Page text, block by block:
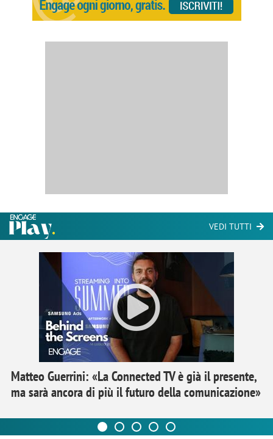
VEDI TUTTI
Matteo Guerrini: «La Connected TV è già il presente,
ma sarà ancora di più il futuro della comunicazione»